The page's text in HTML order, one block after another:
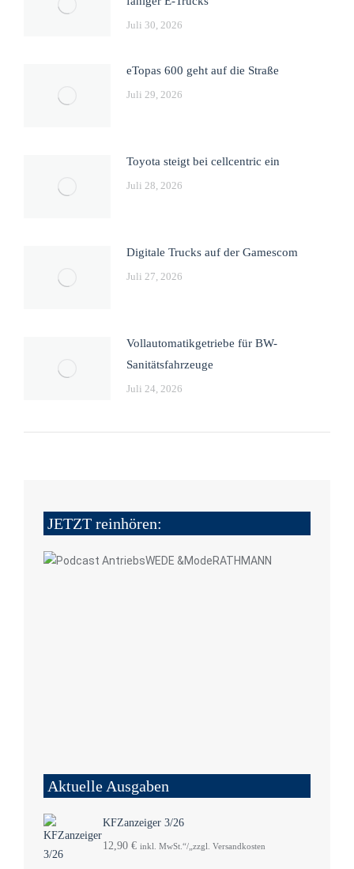
Juli 30, 2026
eTopas 600 geht auf die Straße
Juli 29, 2026
Toyota steigt bei cellcentric ein
Juli 28, 2026
Digitale Trucks auf der Gamescom
Juli 27, 2026
Vollautomatikgetriebe für BW-
Sanitätsfahrzeuge
Juli 24, 2026
JETZT reinhören:
Aktuelle Ausgaben
KFZanzeiger 3/26
12,90 € inkl. MwSt.“/„zzgl. Versandkosten